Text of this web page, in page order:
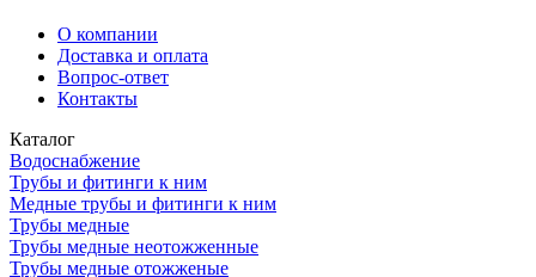
О компании
Доставка и оплата
Вопрос-ответ
Контакты
Каталог
Водоснабжение
Трубы и фитинги к ним
Медные трубы и фитинги к ним
Трубы медные
Трубы медные неотожженные
Трубы медные отожженые